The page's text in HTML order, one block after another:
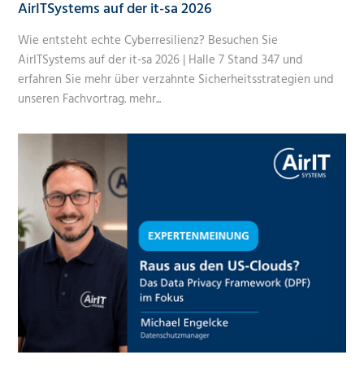
AirITSystems auf der it-sa 2026
Wie entsteht echte Cyberresilienz? Besuchen Sie
AirITSystems auf der it-sa 2026 | Halle 7 Stand 347 und
erfahren Sie mehr über verzahnte Sicherheitsstrategien und
unseren Fachvortrag. mehr...